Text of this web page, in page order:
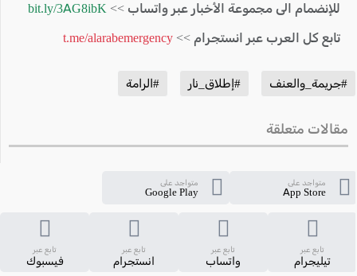
للإنضمام الى مجموعة الأخبار عبر واتساب >> bit.ly/3AG8ibK
تابع كل العرب عبر انستجرام >> t.me/alarabemergency
#جريمة_والعنف #إطلاق_نار #الرامة
مقالات متعلقة
متواجد على
App Store
متواجد على
Google Play
تابع عبر
تيليجرام
تابع عبر
واتساب
تابع عبر
انستجرام
تابع عبر
فيسبوك